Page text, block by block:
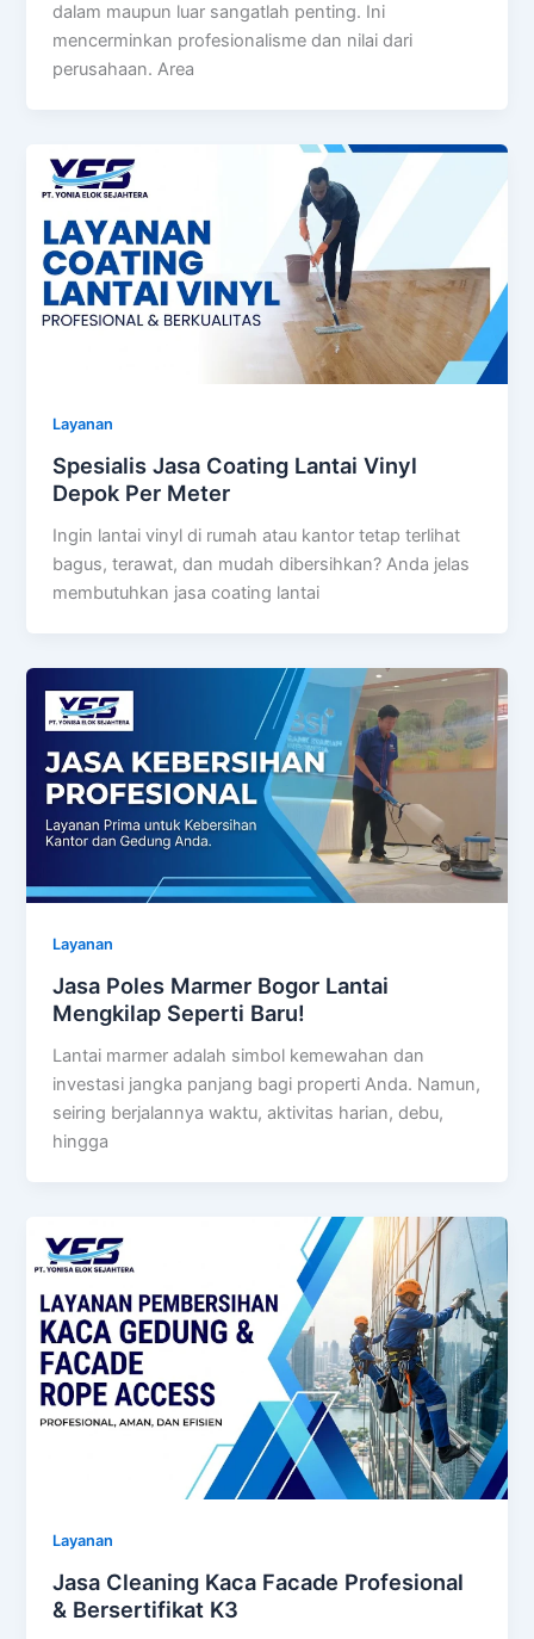
dalam maupun luar sangatlah penting. Ini
mencerminkan profesionalisme dan nilai dari
perusahaan. Area
Layanan
Spesialis Jasa Coating Lantai Vinyl
Depok Per Meter
Ingin lantai vinyl di rumah atau kantor tetap terlihat
bagus, terawat, dan mudah dibersihkan? Anda jelas
membutuhkan jasa coating lantai
Layanan
Jasa Poles Marmer Bogor Lantai
Mengkilap Seperti Baru!
Lantai marmer adalah simbol kemewahan dan
investasi jangka panjang bagi properti Anda. Namun,
seiring berjalannya waktu, aktivitas harian, debu,
hingga
Layanan
Jasa Cleaning Kaca Facade Profesional
& Bersertifikat K3